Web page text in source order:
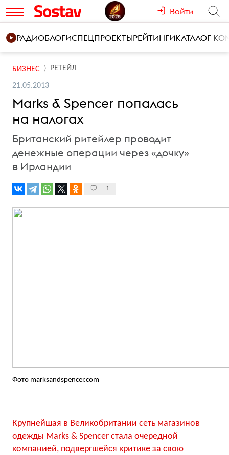
Войти
РАДИОБЛОГИСПЕЦПРОЕКТЫРЕЙТИНГИКАТАЛОГ
БИЗНЕС РЕТЕЙЛ
21.05.2013
Marks & Spencer попалась
на налогах
Британский ритейлер проводит
денежные операции через «дочку»
в Ирландии
1
Фото marksandspencer.com
Крупнейшая в Великобритании сеть магазинов
одежды Marks & Spencer стала очередной
компанией, подвергшейся критике за свою